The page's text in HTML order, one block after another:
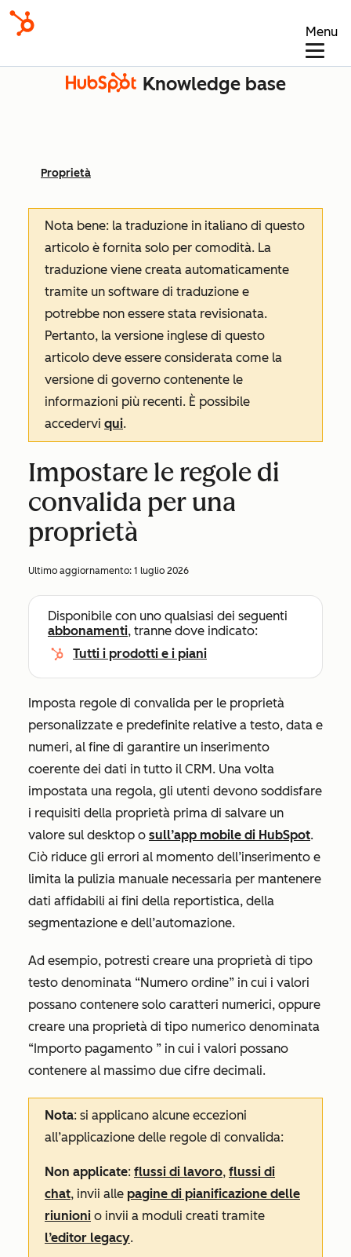
Menu
Knowledge base
Proprietà
Nota bene: la traduzione in italiano di questo
articolo è fornita solo per comodità. La
traduzione viene creata automaticamente
tramite un software di traduzione e
potrebbe non essere stata revisionata.
Pertanto, la versione inglese di questo
articolo deve essere considerata come la
versione di governo contenente le
informazioni più recenti. È possibile
accedervi qui.
Impostare le regole di
convalida per una
proprietà
Ultimo aggiornamento: 1 luglio 2026
Disponibile con uno qualsiasi dei seguenti
abbonamenti, tranne dove indicato:
Tutti i prodotti e i piani
Imposta regole di convalida per le proprietà
personalizzate e predefinite relative a testo, data e
numeri, al fine di garantire un inserimento
coerente dei dati in tutto il CRM. Una volta
impostata una regola, gli utenti devono soddisfare
i requisiti della proprietà prima di salvare un
valore sul desktop o sull’app mobile di HubSpot.
Ciò riduce gli errori al momento dell’inserimento e
limita la pulizia manuale necessaria per mantenere
dati affidabili ai fini della reportistica, della
segmentazione e dell’automazione.
Ad esempio, potresti creare una proprietà di tipo
testo denominata “Numero ordine” in cui i valori
possano contenere solo caratteri numerici, oppure
creare una proprietà di tipo numerico denominata
“Importo pagamento ” in cui i valori possano
contenere al massimo due cifre decimali.
Nota: si applicano alcune eccezioni
all’applicazione delle regole di convalida:
Non applicate: flussi di lavoro, flussi di
chat, invii alle pagine di pianificazione delle
riunioni o invii a moduli creati tramite
l’editor legacy.